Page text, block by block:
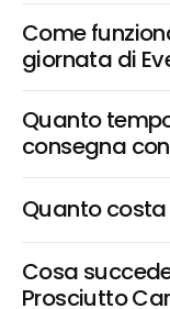
Come
giornata di
Quanto
consegna con
Quanto costa
Cosa
Prosciutto